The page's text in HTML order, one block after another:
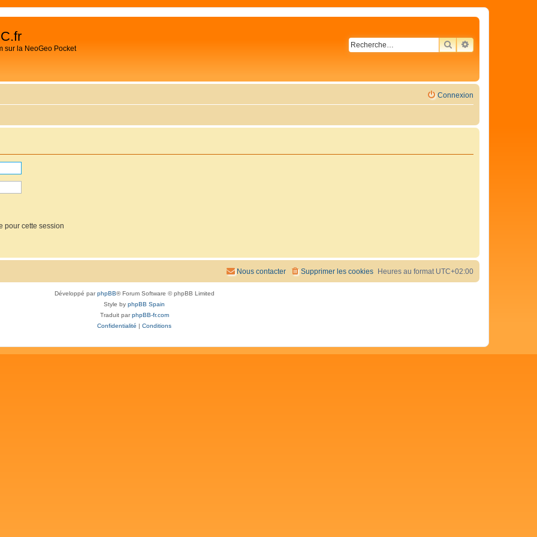
sur la NeoGeo Pocket RECHERCHER
RECHERCHE
Connexion
pour cette session
Heures au format UTC+02:00
Supprimer les cookies
Nous contacter
Développé parphpBB® Forum Software © phpBB Limited
Style by phpBB Spain
Traduit parphpBB-fr.com
Confidentialité
Conditions